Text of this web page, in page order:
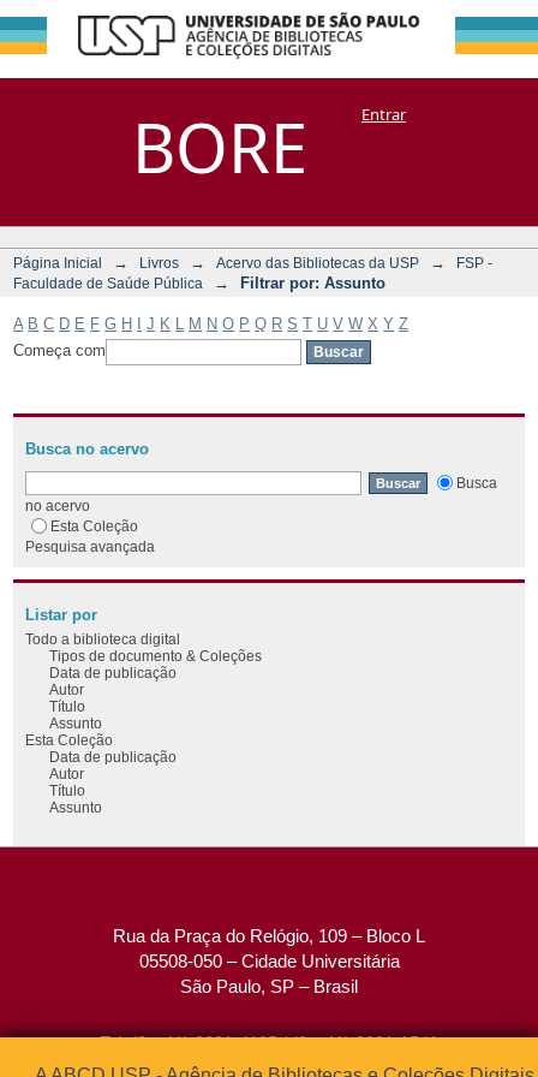
BORE
Filtrar por:
Assunto
DSpace/Manakin + CoriscoEntrar
Página Inicial → Livros → Acervo das Bibliotecas da USP →
FSP -
Faculdade de Saúde Pública
→ Filtrar por: Assunto
A B C D E F G H J K M N O P Q R S T U V W X Y Z
Começa com
Busca no acervo
Busca
no acervo
Esta Coleção
Pesquisa avançada
Listar por
Todo a biblioteca digital
Tipos de documento & Coleções
Data de publicação
Autor
Título
Assunto
Esta Coleção
Data de publicação
Autor
Título
Assunto
Rua da Praça do Relógio, 109 – Bloco L
05508-050 – Cidade Universitária
São Paulo, SP – Brasil
Tel: (0xx11) 3091-4195 / (0xx11) 3091-1541
Fax: (0xx11) 3091-1567